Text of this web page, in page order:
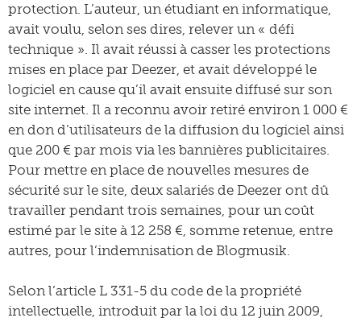
protection. L’auteur, un étudiant en informatique,
avait voulu, selon ses dires, relever un « défi
technique ». Il avait réussi à casser les protections
mises en place par Deezer, et avait développé le
logiciel en cause qu’il avait ensuite diffusé sur son
site internet. Il a reconnu avoir retiré environ 1 000 €
en don d’utilisateurs de la diffusion du logiciel ainsi
que 200 € par mois via les bannières publicitaires.
Pour mettre en place de nouvelles mesures de
sécurité sur le site, deux salariés de Deezer ont dû
travailler pendant trois semaines, pour un coût
estimé par le site à 12 258 €, somme retenue, entre
autres, pour l’indemnisation de Blogmusik.
Selon l’article L 331-5 du code de la propriété
intellectuelle, introduit par la loi du 12 juin 2009,